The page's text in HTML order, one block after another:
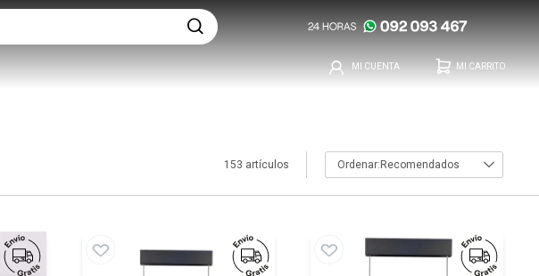
153 artículos Recomendados